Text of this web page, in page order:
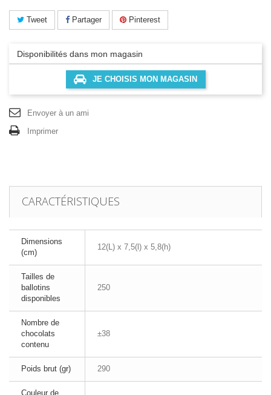
Tweet Partager Pinterest
Disponibilités dans mon magasin
JE CHOISIS MON MAGASIN
Envoyer à un ami
Imprimer
CARACTÉRISTIQUES
Dimensions
(cm)
12(L) x 7,5(l) x 5,8(h)
Tailles de
ballotins
disponibles
250
Nombre de
chocolats
contenu
±38
Poids brut (gr) 290
Couleur de